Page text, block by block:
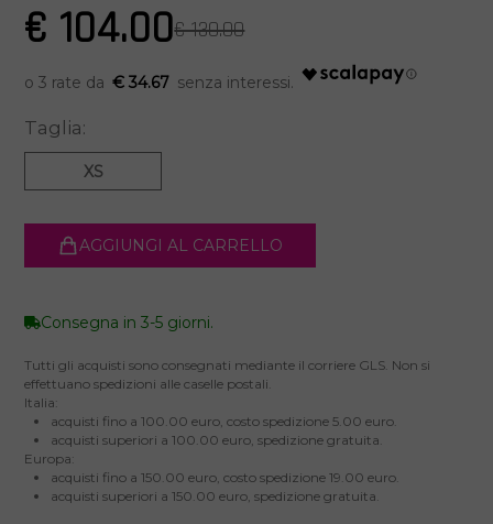
€ 104.00€ 130.00
€ 34.67
Taglia:
XS
AGGIUNGI AL CARRELLO
Consegna in 3-5 giorni.
Tutti gli acquisti sono consegnati mediante il corriere GLS. Non si
effettuano spedizioni alle caselle postali.
Italia:
acquisti fino a 100.00 euro, costo spedizione 5.00 euro.
acquisti superiori a 100.00 euro, spedizione gratuita.
Europa:
acquisti fino a 150.00 euro, costo spedizione 19.00 euro.
acquisti superiori a 150.00 euro, spedizione gratuita.